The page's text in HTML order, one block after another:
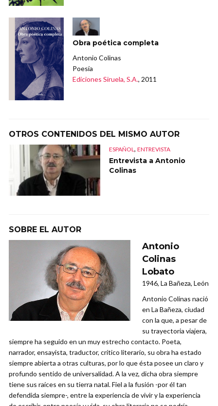
Obra poética completa
Antonio Colinas
Poesía
Ediciones Siruela, S.A., 2011
OTROS CONTENIDOS DEL MISMO AUTOR
ESPAÑOL, ENTREVISTA
Entrevista a Antonio
Colinas
SOBRE EL AUTOR
Antonio
Colinas
Lobato
1946, La Bañeza, León
Antonio Colinas nació
en La Bañeza, ciudad
con la que, a pesar de
su trayectoria viajera,
siempre ha seguido en un muy estrecho contacto. Poeta,
narrador, ensayista, traductor, crítico literario, su obra ha estado
siempre abierta a otras culturas, por lo que ésta posee un claro y
profundo sentido de universalidad. A la vez, dicha obra siempre
tiene sus raíces en su tierra natal. Fiel a la fusión -por él tan
defendida siempre-, entre la experiencia de vivir y la experiencia